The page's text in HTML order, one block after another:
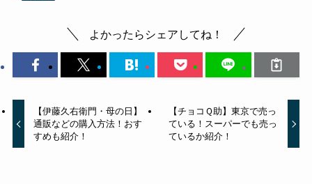
よかったらシェアしてね！
【伊藤久右衛門・母の日】
通販などの購入方法！おす
すめも紹介！
【チョコＱ助】東京で売っ
ている！スーパーでも売っ
ているか紹介！